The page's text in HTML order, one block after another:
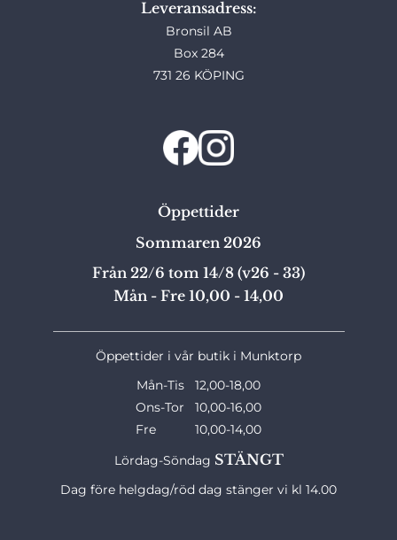
Leveransadress:
Bronsil AB
Box 284
731 26 KÖPING
Öppettider
Sommaren 2026
Från 22/6 tom 14/8 (v26 - 33)
Mån - Fre 10,00 - 14,00
Öppettider i vår butik i Munktorp
Mån-Tis 12,00-18,00
Ons-Tor 10,00-16,00
Fre 10,00-14,00
Lördag-Söndag STÄNGT
Dag före helgdag/röd dag stänger vi kl 14.00